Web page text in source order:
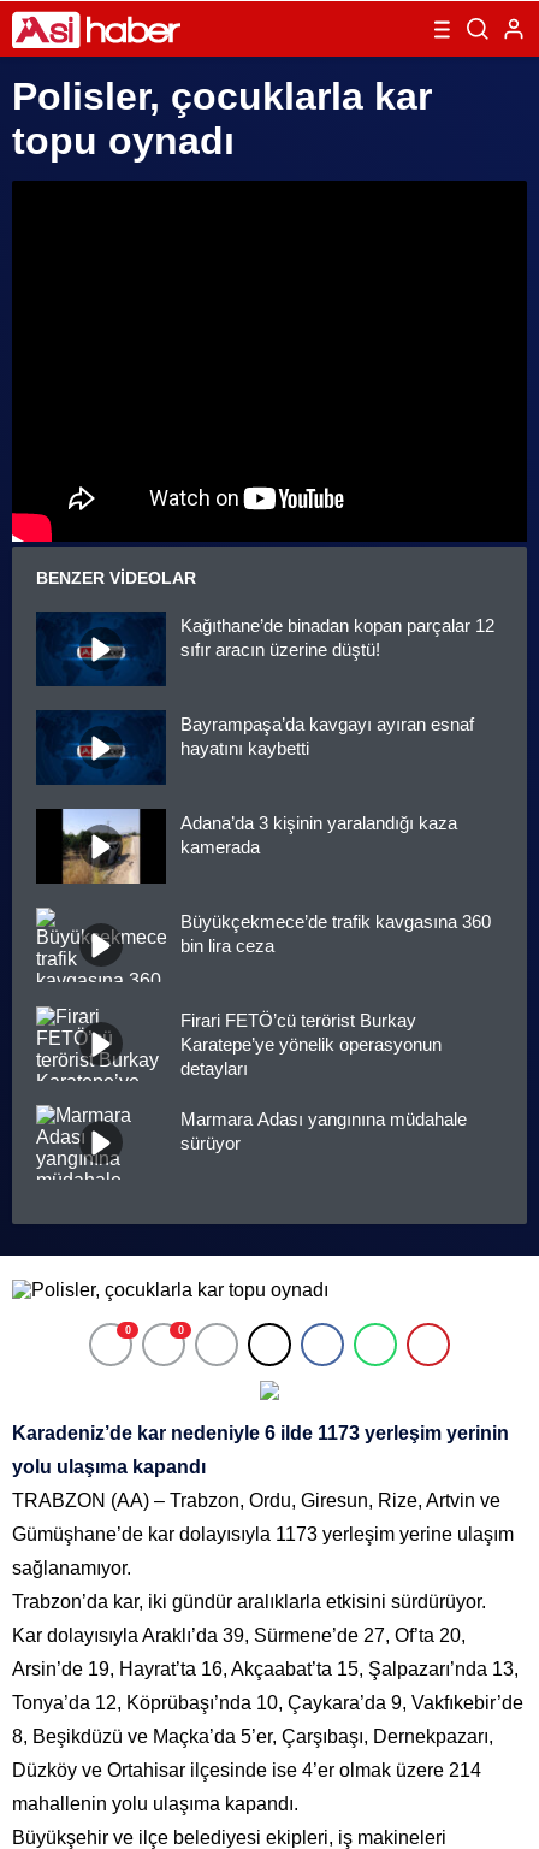
Polisler, çocuklarla kar
topu oynadı
BENZER VIDEOLAR
Kağıthane’de binadan kopan parçalar 12
sıfır aracın üzerine düştü!
Bayrampaşa’da kavgayı ayıran esnaf
hayatını kaybetti
Adana’da 3 kişinin yaralandığı kaza
kamerada
Büyükçekmece’de trafik kavgasına 360
bin lira ceza
Firari FETÖ’cü terörist Burkay
Karatepe’ye yönelik operasyonun
detayları
Marmara Adası yangınına müdahale
sürüyor
0 0
Karadeniz’de kar nedeniyle 6 ilde 1173 yerleşim yerinin
yolu ulaşıma kapandı
TRABZON (AA) – Trabzon, Ordu, Giresun, Rize, Artvin ve
Gümüşhane’de kar dolayısıyla 1173 yerleşim yerine ulaşım
sağlanamıyor.
Trabzon’da kar, iki gündür aralıklarla etkisini sürdürüyor.
Kar dolayısıyla Araklı’da 39, Sürmene’de 27, Of’ta 20,
Arsin’de 19, Hayrat’ta 16, Akçaabat’ta 15, Şalpazarı’nda 13,
Tonya’da 12, Köprübaşı’nda 10, Çaykara’da 9, Vakfıkebir’de
8, Beşikdüzü ve Maçka’da 5’er, Çarşıbaşı, Dernekpazarı,
Düzköy ve Ortahisar ilçesinde ise 4’er olmak üzere 214
mahallenin yolu ulaşıma kapandı.
Büyükşehir ve ilçe belediyesi ekipleri, iş makineleri